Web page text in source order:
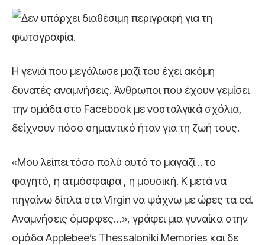
Η γενιά που μεγάλωσε μαζί του έχει ακόμη
δυνατές αναμνήσεις. Άνθρωποι που έχουν γεμίσει
την ομάδα στο Facebook με νοσταλγικά σχόλια,
δείχνουν πόσο σημαντικό ήταν για τη ζωή τους.
«Μου λείπει τόσο πολύ αυτό το μαγαζί .. το
φαγητό, η ατμόσφαιρα , η μουσική. Κ μετά να
πηγαίνω δίπλα στα Virgin να ψάχνω με ώρες τα cd.
Aναμνήσεις όμορφες…», γράφει μια γυναίκα στην
ομάδα Applebee’s Thessaloniki Memories και δε